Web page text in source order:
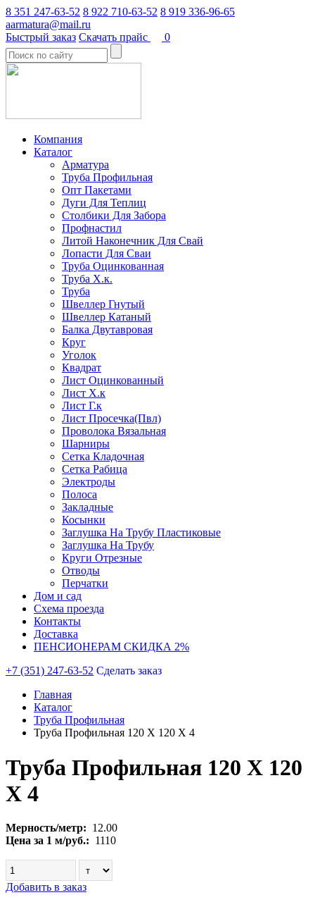
8 351 247-63-52 8 922 710-63-52 8 919 336-96-65
aarmatura@mail.ru
Быстрый заказ Скачать прайс 0
Компания
Каталог
Арматура
Труба Профильная
Опт Пакетами
Дуги Для Теплиц
Столбики Для Забора
Профнастил
Литой Наконечник Для Свай
Лопасти Для Сваи
Труба Оцинкованная
Труба Х.к.
Труба
Швеллер Гнутый
Швеллер Катаный
Балка Двутавровая
Круг
Уголок
Квадрат
Лист Оцинкованный
Лист Х.к
Лист Г.к
Лист Просечка(Пвл)
Проволока Вязальная
Шарниры
Сетка Кладочная
Сетка Рабица
Электроды
Полоса
Закладные
Косынки
Заглушка На Трубу Пластиковые
Заглушка На Трубу
Круги Отрезные
Отводы
Перчатки
Дом и сад
Схема проезда
Контакты
Доставка
ПЕНСИОНЕРАМ СКИДКА 2%
+7 (351) 247-63-52 Сделать заказ
Главная
Каталог
Труба Профильная
Труба Профильная 120 Х 120 Х 4
Труба Профильная 120 Х 120
Х 4
Мерность/метр: 12.00
Цена за 1 м/руб.: 1110
Добавить в заказ